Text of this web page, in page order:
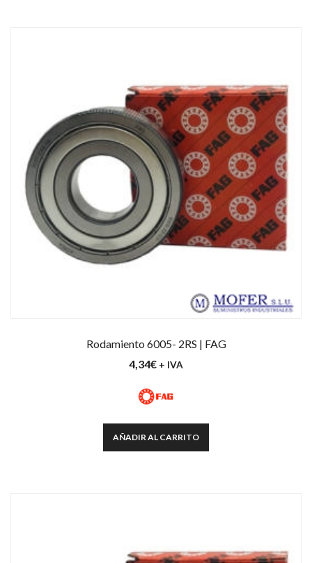
Rodamiento 6005- 2RS | FAG
4,34€ + IVA
AÑADIR AL CARRITO